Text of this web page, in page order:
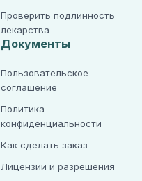
Проверить подлинность
лекарства
Документы
Пользовательское
соглашение
Политика
конфиденциальности
Как сделать заказ
Лицензии и разрешения